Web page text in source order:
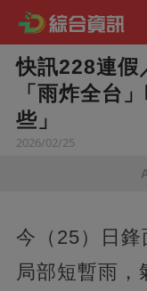
快訊228連假
「雨炸全台
些」
2026/02/25
今（25）日
局部短暫雨，